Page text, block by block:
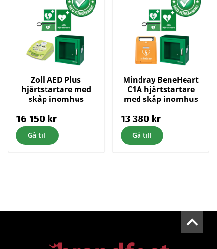
Zoll AED Plus
hjärtstartare med
skåp inomhus
16 150 kr
Gå till
Mindray BeneHeart
C1A hjärtstartare
med skåp inomhus
13 380 kr
Gå till